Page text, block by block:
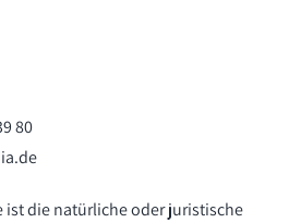
80
ist die natürliche oder juristische